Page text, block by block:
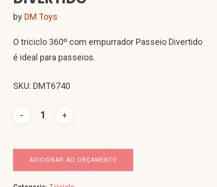
by DM Toys
O triciclo 360º com empurrador Passeio Divertido
é ideal para passeios.
SKU: DMT6740
ADICIONAR AO ORÇAMENTO